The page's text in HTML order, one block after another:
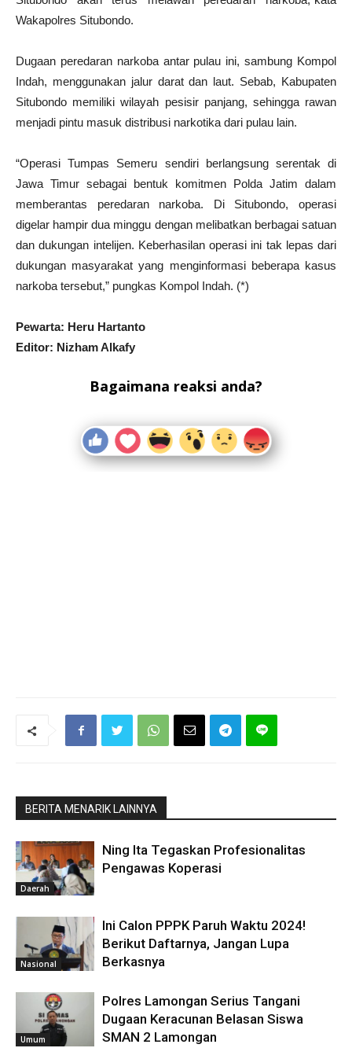
Wakapolres Situbondo.
Dugaan peredaran narkoba antar pulau ini, sambung Kompol
Indah, menggunakan jalur darat dan laut. Sebab, Kabupaten
Situbondo memiliki wilayah pesisir panjang, sehingga rawan
menjadi pintu masuk distribusi narkotika dari pulau lain.
“Operasi Tumpas Semeru sendiri berlangsung serentak di
Jawa Timur sebagai bentuk komitmen Polda Jatim dalam
memberantas peredaran narkoba. Di Situbondo, operasi
digelar hampir dua minggu dengan melibatkan berbagai satuan
dan dukungan intelijen. Keberhasilan operasi ini tak lepas dari
dukungan masyarakat yang menginformasi beberapa kasus
narkoba tersebut,” pungkas Kompol Indah. (*)
Pewarta: Heru Hartanto
Editor: Nizham Alkafy
Bagaimana reaksi anda?
BERITA MENARIK LAINNYA
Daerah
Ning Ita Tegaskan Profesionalitas
Pengawas Koperasi
Nasional
Ini Calon PPPK Paruh Waktu 2024!
Berikut Daftarnya, Jangan Lupa
Berkasnya
Umum
Polres Lamongan Serius Tangani
Dugaan Keracunan Belasan Siswa
SMAN 2 Lamongan